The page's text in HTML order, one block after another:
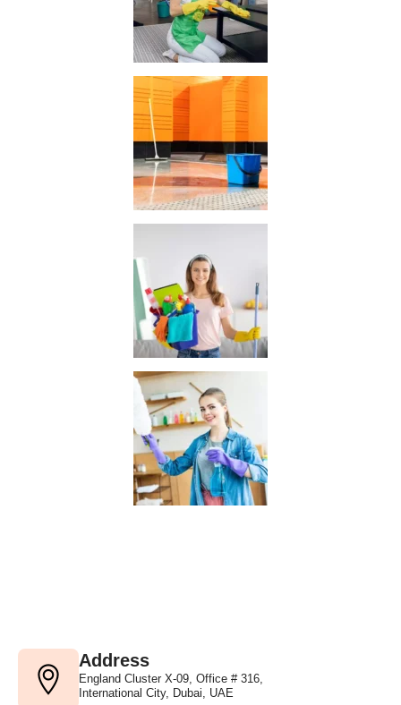
Address
England Cluster X-09, Office # 316,
International City, Dubai, UAE